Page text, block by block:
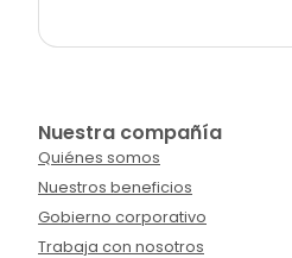
Nuestra compañía
Quiénes somos
Nuestros beneficios
Gobierno corporativo
Trabaja con nosotros